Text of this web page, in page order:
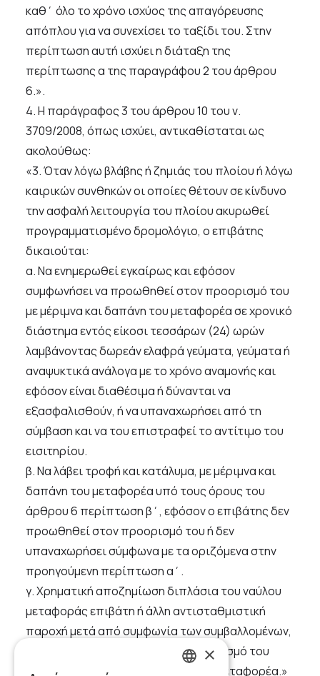
καθ΄ όλο το χρόνο ισχύος της απαγόρευσης
απόπλου για να συνεχίσει το ταξίδι του. Στην
περίπτωση αυτή ισχύει η διάταξη της
περίπτωσης α της παραγράφου 2 του άρθρου
6.».
4. Η παράγραφος 3 του άρθρου 10 του ν.
3709/2008, όπως ισχύει, αντικαθίσταται ως
ακολούθως:
«3. Όταν λόγω βλάβης ή ζημιάς του πλοίου ή λόγω
καιρικών συνθηκών οι οποίες θέτουν σε κίνδυνο
την ασφαλή λειτουργία του πλοίου ακυρωθεί
προγραμματισμένο δρομολόγιο, ο επιβάτης
δικαιούται:
α. Να ενημερωθεί εγκαίρως και εφόσον
συμφωνήσει να προωθηθεί στον προορισμό του
με μέριμνα και δαπάνη του μεταφορέα σε χρονικό
διάστημα εντός είκοσι τεσσάρων (24) ωρών
λαμβάνοντας δωρεάν ελαφρά γεύματα, γεύματα ή
αναψυκτικά ανάλογα με το χρόνο αναμονής και
εφόσον είναι διαθέσιμα ή δύνανται να
εξασφαλισθούν, ή να υπαναχωρήσει από τη
σύμβαση και να του επιστραφεί το αντίτιμο του
εισιτηρίου.
β. Να λάβει τροφή και κατάλυμα, με μέριμνα και
δαπάνη του μεταφορέα υπό τους όρους του
άρθρου 6 περίπτωση β΄, εφόσον ο επιβάτης δεν
προωθηθεί στον προορισμό του ή δεν
υπαναχωρήσει σύμφωνα με τα οριζόμενα στην
προηγούμενη περίπτωση α΄.
γ. Χρηματική αποζημίωση διπλάσια του ναύλου
μεταφοράς επιβάτη ή άλλη αντισταθμιστική
παροχή μετά από συμφωνία των συμβαλλομένων,
εφόσον δεν προωθηθεί στον προορισμό του
εντός 24 ωρών με υπαιτιότητα του μεταφορέα.»
×